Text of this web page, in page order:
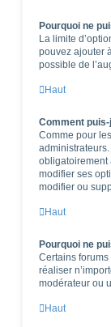
Pourquoi ne
La limite
pouvez ajouter
possible de
Haut
Comment
Comme pour
obligatoirement
modifier ses
modifier ou
Haut
Pourquoi ne
Certains
réaliser
modérateur ou
Haut